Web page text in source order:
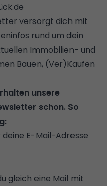
versorgt dich mit
rund um dein
Immobilien- und
Bauen, (Ver)Kaufen
unsere
schon. So
E-Mail-Adresse
gleich eine Mail mit